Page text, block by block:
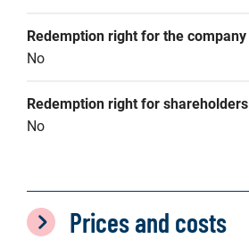
Redemption right for the company
No
Redemption right for shareholders
No
Prices and costs